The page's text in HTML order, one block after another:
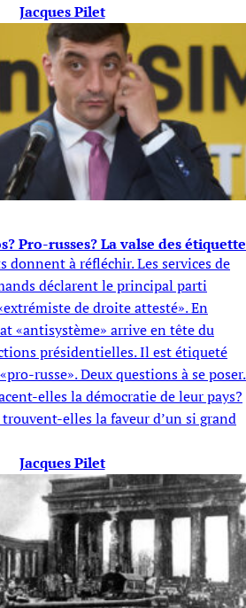
Jacques Pilet
Pro-russes? La valse des
donnent à réfléchir. Les services de
déclarent le principal parti
de droite attesté». En
«antisystème» arrive en tête du
présidentielles. Il est étiqueté
russe». Deux questions à se poser.
elles la démocratie de leur pays?
elles la faveur d’un si grand
Jacques Pilet